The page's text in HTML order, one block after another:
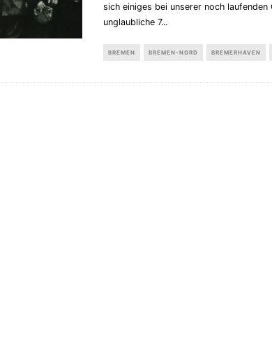
sich einiges bei unserer noch
unglaubliche 7...
BREMEN BREMEN-NORD BREMERHAVEN